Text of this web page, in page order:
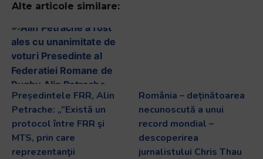
Alte articole similare:
Președintele FRR, Alin
Petrache: „”Există un
protocol între FRR şi
MTS, prin care
reprezentanţii
România – deținătoarea
necunoscută a unui
record mondial –
descoperirea
jurnalistului Chris Thau